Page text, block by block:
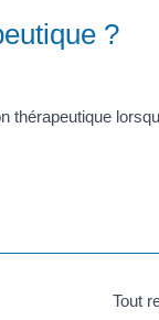
?
thérapeutique
Tout